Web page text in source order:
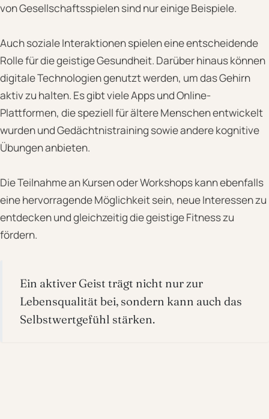
von Gesellschaftsspielen sind nur einige Beispiele.
Auch soziale Interaktionen spielen eine entscheidende
Rolle für die geistige Gesundheit. Darüber hinaus können
digitale Technologien genutzt werden, um das Gehirn
aktiv zu halten. Es gibt viele Apps und Online-
Plattformen, die speziell für ältere Menschen entwickelt
wurden und Gedächtnistraining sowie andere kognitive
Übungen anbieten.
Die Teilnahme an Kursen oder Workshops kann ebenfalls
eine hervorragende Möglichkeit sein, neue Interessen zu
entdecken und gleichzeitig die geistige Fitness zu
fördern.
Ein aktiver Geist trägt nicht nur zur
Lebensqualität bei, sondern kann auch das
Selbstwertgefühl stärken.